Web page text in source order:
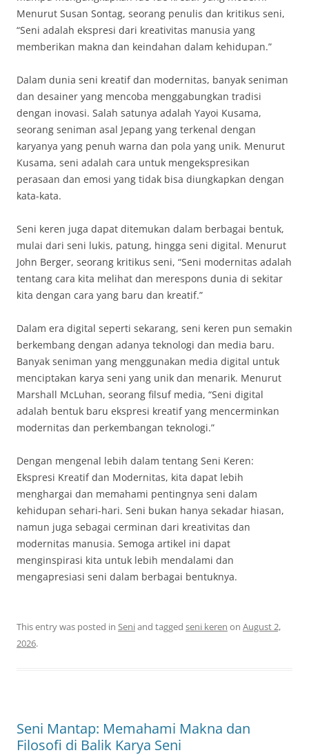
Menurut Susan Sontag, seorang penulis dan kritikus seni,
“Seni adalah ekspresi dari kreativitas manusia yang
memberikan makna dan keindahan dalam kehidupan.”
Dalam dunia seni kreatif dan modernitas, banyak seniman
dan desainer yang mencoba menggabungkan tradisi
dengan inovasi. Salah satunya adalah Yayoi Kusama,
seorang seniman asal Jepang yang terkenal dengan
karyanya yang penuh warna dan pola yang unik. Menurut
Kusama, seni adalah cara untuk mengekspresikan
perasaan dan emosi yang tidak bisa diungkapkan dengan
kata-kata.
Seni keren juga dapat ditemukan dalam berbagai bentuk,
mulai dari seni lukis, patung, hingga seni digital. Menurut
John Berger, seorang kritikus seni, “Seni modernitas adalah
tentang cara kita melihat dan merespons dunia di sekitar
kita dengan cara yang baru dan kreatif.”
Dalam era digital seperti sekarang, seni keren pun semakin
berkembang dengan adanya teknologi dan media baru.
Banyak seniman yang menggunakan media digital untuk
menciptakan karya seni yang unik dan menarik. Menurut
Marshall McLuhan, seorang filsuf media, “Seni digital
adalah bentuk baru ekspresi kreatif yang mencerminkan
modernitas dan perkembangan teknologi.”
Dengan mengenal lebih dalam tentang Seni Keren:
Ekspresi Kreatif dan Modernitas, kita dapat lebih
menghargai dan memahami pentingnya seni dalam
kehidupan sehari-hari. Seni bukan hanya sekadar hiasan,
namun juga sebagai cerminan dari kreativitas dan
modernitas manusia. Semoga artikel ini dapat
menginspirasi kita untuk lebih mendalami dan
mengapresiasi seni dalam berbagai bentuknya.
This entry was posted in Seniand tagged seni keren on August 2,
2026.
Seni Mantap: Memahami Makna dan
Filosofi di Balik Karya Seni